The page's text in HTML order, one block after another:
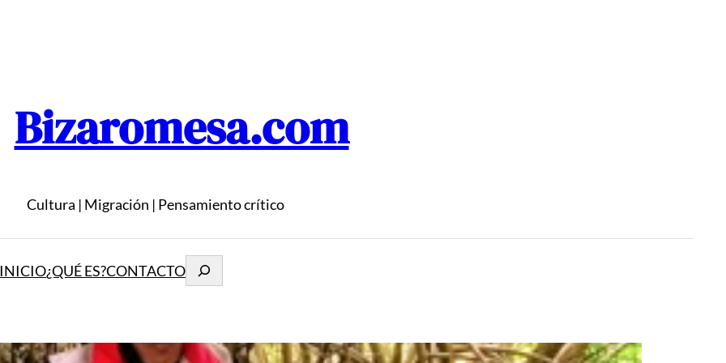
Bizaromesa.com
Cultura | Migración | Pensamiento crítico
INICIO¿QUÉ ES?CONTACTOBuscar